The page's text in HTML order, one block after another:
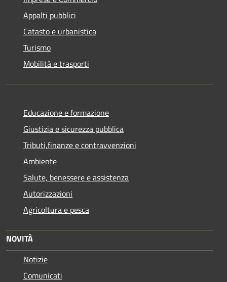
Appalti pubblici
Catasto e urbanistica
Turismo
Mobilità e trasporti
Educazione e formazione
Giustizia e sicurezza pubblica
Tributi,finanze e contravvenzioni
Ambiente
Salute, benessere e assistenza
Autorizzazioni
Agricoltura e pesca
NOVITÀ
Notizie
Comunicati